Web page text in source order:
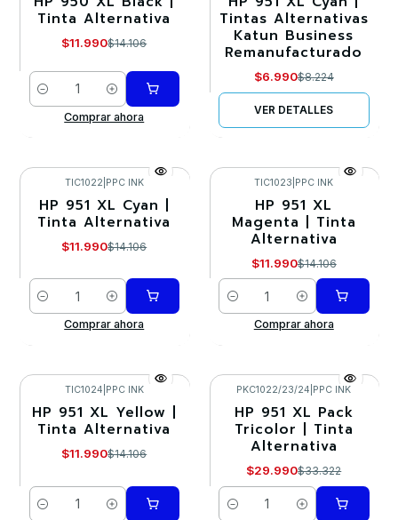
Tinta Alternativa
$11.990$14.106
Cantidad
Comprar ahora
Agotado
Tintas Alternativas
Katun Business
Remanufacturado
$6.990$8.224
VER DETALLES
-15%
TIC1022 PPC INK
HP 951 XL Cyan |
Tinta Alternativa
$11.990$14.106
Cantidad
Comprar ahora
-15%
TIC1023 PPC INK
HP 951 XL
Magenta | Tinta
Alternativa
$11.990$14.106
Cantidad
Comprar ahora
-15%
TIC1024 PPC INK
HP 951 XL Yellow |
Tinta Alternativa
$11.990$14.106
Cantidad
-10%
PKC1022/23/24 PPC INK
HP 951 XL Pack
Tricolor | Tinta
Alternativa
$29.990$33.322
Cantidad